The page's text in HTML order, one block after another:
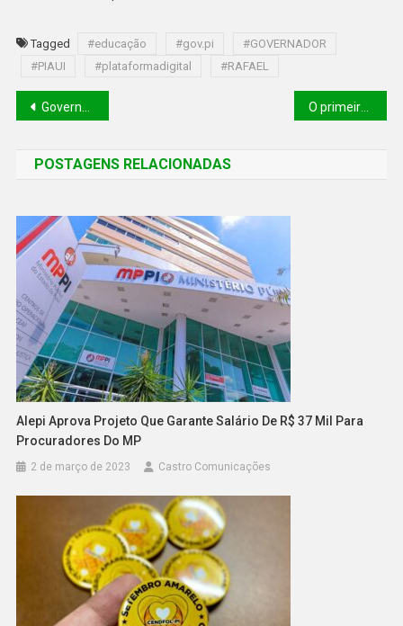
Tagged #educação #gov.pi
#GOVERNADOR
#PIAUI
#plataformadigital #RAFAEL
Governador lança edital com matrículas 100% digital na rede estadual de educação
POSTAGENS RELACIONADAS
Alepi Aprova Projeto Que Garante Salário De R$ 37 Mil Para
Procuradores Do MP
2 de março de 2023 Castro Comunicações